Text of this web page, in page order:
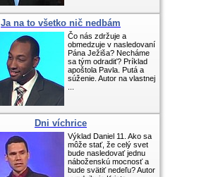
Ja na to všetko nič nedbám
Čo nás zdržuje a
obmedzuje v nasledovaní
Pána Ježiša? Necháme
sa tým odradiť? Príklad
apoštola Pavla. Putá a
súženie. Autor na vlastnej
Dni víchrice
Výklad Daniel 11. Ako sa
môže stať, že celý svet
bude nasledovať jednu
náboženskú mocnosť a
bude svätiť nedeľu? Autor